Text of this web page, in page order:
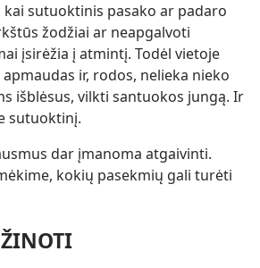
sutuoktinis pasako ar padaro
žodžiai ar neapgalvoti
įsirėžia į atmintį. Todėl vietoje
ir, rodos, nelieka nieko
išblėsus, vilkti santuokos jungą. Ir
sutuoktinį.
dar įmanoma atgaivinti.
kokių pasekmių gali turėti
ŽINOTI